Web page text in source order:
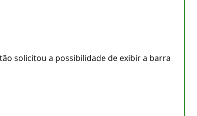
solicitou a possibilidade de exibir a barra